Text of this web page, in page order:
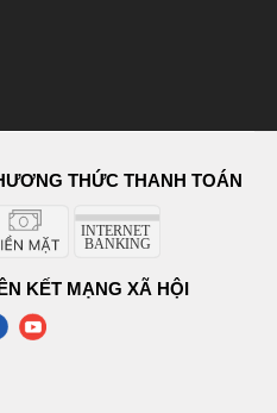
THỨC THANH TOÁN
KẾT MẠNG XÃ HỘI